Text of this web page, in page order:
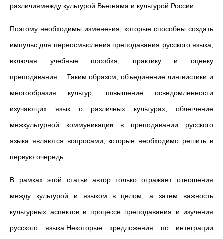
различиямежду культурой Вьетнама и культурой России.
Поэтому необходимы изменения, которые способны создать
импульс для переосмысления преподавания русского языка,
включая учебные пособия, практику и оценку
преподавания… Таким образом, объединение лингвистики и
многообразия культур, повышение осведомленности
изучающих язык о различных культурах, облегчение
межкультурной коммуникации в преподавании русского
языка являются вопросами, которые необходимо решить в
первую очередь.
В рамках этой статьи автор только отражает отношения
между культурой и языком в целом, а затем важность
культурных аспектов в процессе преподавания и изучения
русского языка.Некоторые предложения по интеграции